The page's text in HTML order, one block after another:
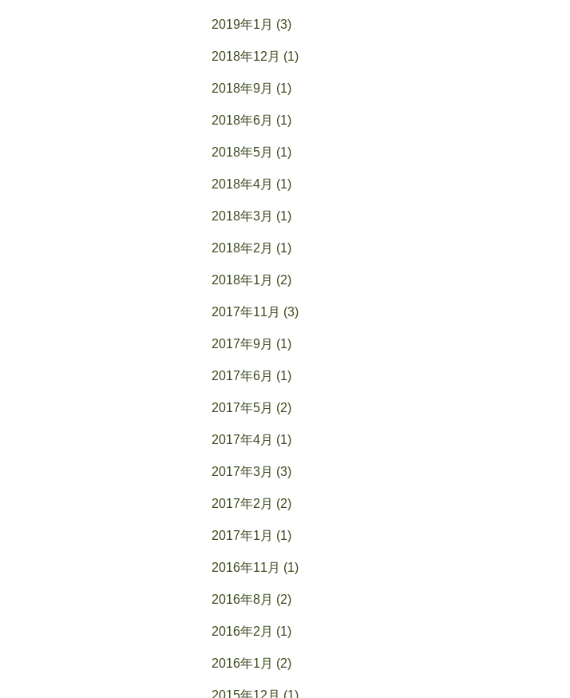
2019年1月 (3)
2018年12月 (1)
2018年9月 (1)
2018年6月 (1)
2018年5月 (1)
2018年4月 (1)
2018年3月 (1)
2018年2月 (1)
2018年1月 (2)
2017年11月 (3)
2017年9月 (1)
2017年6月 (1)
2017年5月 (2)
2017年4月 (1)
2017年3月 (3)
2017年2月 (2)
2017年1月 (1)
2016年11月 (1)
2016年8月 (2)
2016年2月 (1)
2016年1月 (2)
2015年12月 (1)